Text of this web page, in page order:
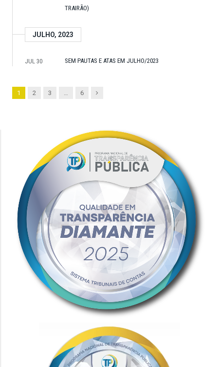
TRAIRÃO)
JULHO, 2023
JUL 30 SEM PAUTAS E ATAS EM JULHO/2023
1 2 3 … 6 Next